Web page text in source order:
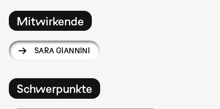
Mitwirkende
SARA GIANNINI
Schwerpunkte